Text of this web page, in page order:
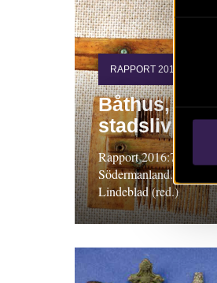
RAPPORT 2016:77
Båthus,
stadsliv
Rapport 2016:77.
Södermanland. Annika
Lindeblad (red.)